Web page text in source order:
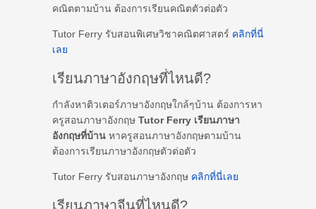
คณิตตามบ้าน ต้องการเรียนคณิตตัวต่อตัว
Tutor Ferry รับสอนพิเศษวิชาคณิตศาสตร์ คลิกที่นี่
เลย
เรียนภาษาอังกฤษที่ไหนดี?
กำลังหาติวเตอร์ภาษาอังกฤษใกล้ๆบ้าน ต้องการหา
ครูสอนภาษาอังกฤษ Tutor Ferry เรียนภาษา
อังกฤษที่บ้าน หาครูสอนภาษาอังกฤษตามบ้าน
ต้องการเรียนภาษาอังกฤษตัวต่อตัว
Tutor Ferry รับสอนภาษาอังกฤษ คลิกที่นี่เลย
เรียนภาษาจีนที่ไหนดี?